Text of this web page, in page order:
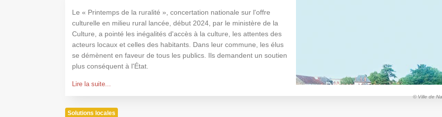
Le « Printemps de la ruralité », concertation nationale sur l'offre
culturelle en milieu rural lancée, début 2024, par le ministère de la
Culture, a pointé les inégalités d'accès à la culture, les attentes des
acteurs locaux et celles des habitants. Dans leur commune, les élus
se démènent en faveur de tous les publics. Ils demandent un soutien
plus conséquent à l'État.
Lire la suite...
© Ville de
Solutions locales